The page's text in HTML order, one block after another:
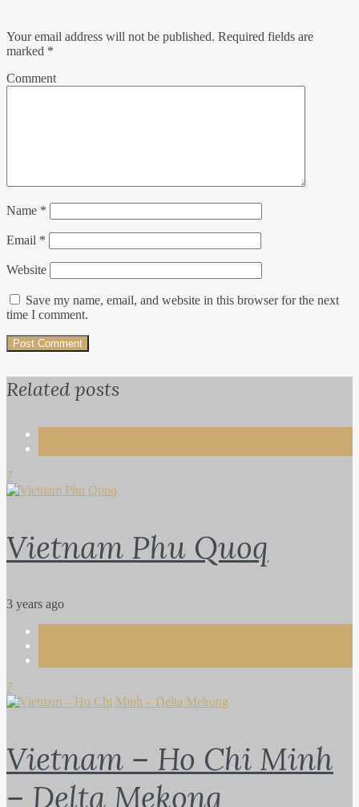
Your email address will not be published. Required fields are
marked *
Comment
Name *
Email *
Website
Save my name, email, and website in this browser for the next
time I comment.
Related posts
7
Vietnam Phu Quoq
3 years ago
7
Vietnam – Ho Chi Minh
– Delta Mekong